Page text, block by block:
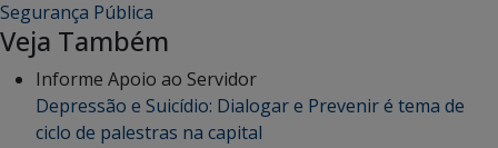
Segurança Pública
Veja Também
Informe Apoio ao Servidor
Depressão e Suicídio: Dialogar e Prevenir é tema de
ciclo de palestras na capital